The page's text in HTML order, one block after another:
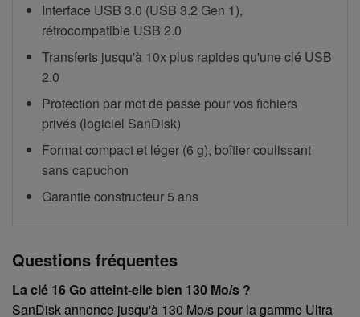
Interface USB 3.0 (USB 3.2 Gen 1),
rétrocompatible USB 2.0
Transferts jusqu'à 10x plus rapides qu'une clé USB
2.0
Protection par mot de passe pour vos fichiers
privés (logiciel SanDisk)
Format compact et léger (6 g), boîtier coulissant
sans capuchon
Garantie constructeur 5 ans
Questions fréquentes
La clé 16 Go atteint-elle bien 130 Mo/s ?
SanDisk annonce jusqu'à 130 Mo/s pour la gamme Ultra